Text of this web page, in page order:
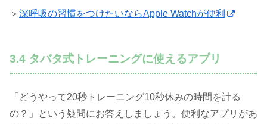
＞ 深呼吸の習慣をつけたいならApple Watchが便利
3.4 タバタ式トレーニングに使えるアプリ
「どうやって20秒トレーニング10秒休みの時間を計る
の？」という疑問にお答えしましょう。便利なアプリがあ